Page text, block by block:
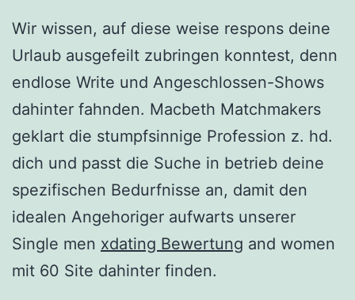
Wir wissen, auf diese weise respons deine
Urlaub ausgefeilt zubringen konntest, denn
endlose Write und Angeschlossen-Shows
dahinter fahnden. Macbeth Matchmakers
geklart die stumpfsinnige Profession z. hd.
dich und passt die Suche in betrieb deine
spezifischen Bedurfnisse an, damit den
idealen Angehoriger aufwarts unserer
Single men xdating Bewertung and women
mit 60 Site dahinter finden.